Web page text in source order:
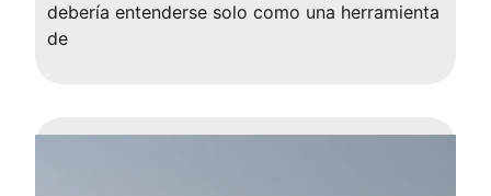
debería entenderse solo como una herramienta
de